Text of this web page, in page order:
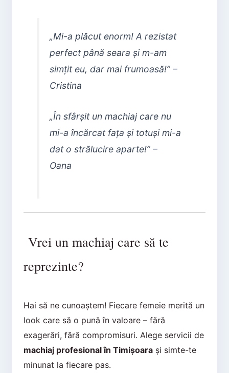
„Mi-a plăcut enorm! A rezistat
perfect până seara și m-am
simțit eu, dar mai frumoasă!” –
Cristina
„În sfârșit un machiaj care nu
mi-a încărcat fața și totuși mi-a
dat o strălucire aparte!” –
Oana
Vrei un machiaj care să te
reprezinte?
Hai să ne cunoaștem! Fiecare femeie merită un
look care să o pună în valoare – fără
exagerări, fără compromisuri. Alege servicii de
machiaj profesional în Timișoarași simte-te
minunat la fiecare pas.